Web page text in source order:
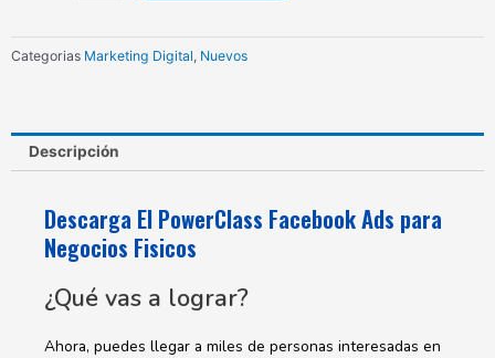
Fisicos
cantidad
Categorias Marketing Digital, Nuevos
Descripción
Descarga El PowerClass Facebook Ads para
Negocios Fisicos
¿Qué vas a lograr?
Ahora, puedes llegar a miles de personas interesadas en